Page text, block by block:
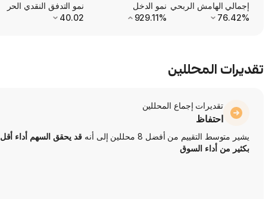
إجمالي الهامش الربحي
76.42%
نمو الدخل
929.11%
نمو التدفق النقدي الحر
40.02
تقديرات المحللين
تقديرات إجماع المحللين
احتفاظ
يشير متوسط التقييم من أفضل 8 محللين إلى أنه
قد يحقق السهم أداء أقل
بكثير من أداء السوق